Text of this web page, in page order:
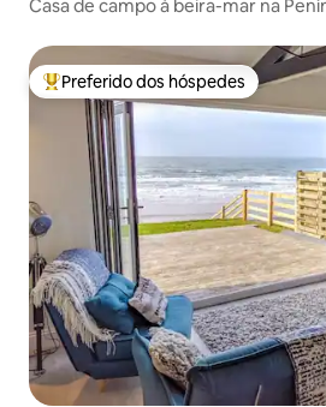
Casa de campo à beira-mar na
Entre os melhores preferidos dos
Preferido dos hóspedes